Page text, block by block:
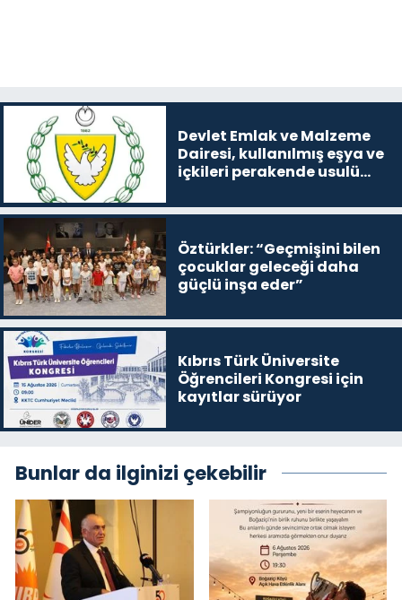
Devlet Emlak ve Malzeme
Dairesi, kullanılmış eşya ve
içkileri perakende usulü
Öztürkler: “Geçmişini bilen
çocuklar geleceği daha
güçlü inşa eder”
Kıbrıs Türk Üniversite
Öğrencileri Kongresi için
kayıtlar sürüyor
Bunlar da ilginizi çekebilir